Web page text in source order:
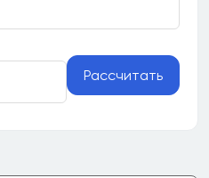
Рассчитать